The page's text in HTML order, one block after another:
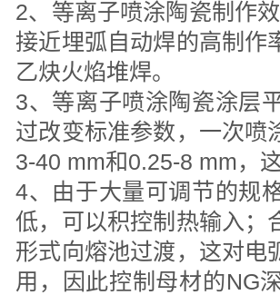
2、等离子喷涂陶瓷制作
接近埋弧自动焊的高制作
乙炔火焰堆焊。
3、等离子喷涂陶瓷涂层
过改变标准参数，一次喷
3-40 mm和0.25-8 mm，
4、由于大量可调节的规
低，可以积控制热输入；
形式向熔池过渡，这对电
用，因此控制母材的NG